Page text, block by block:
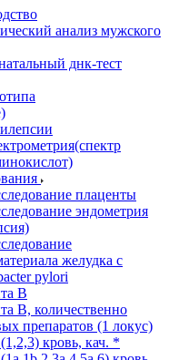
анализ мужского
днк-тест
плаценты
эндометрия
желудка с
pylori
B
B, количественно
препаратов (1 локус)
кровь, кач. *